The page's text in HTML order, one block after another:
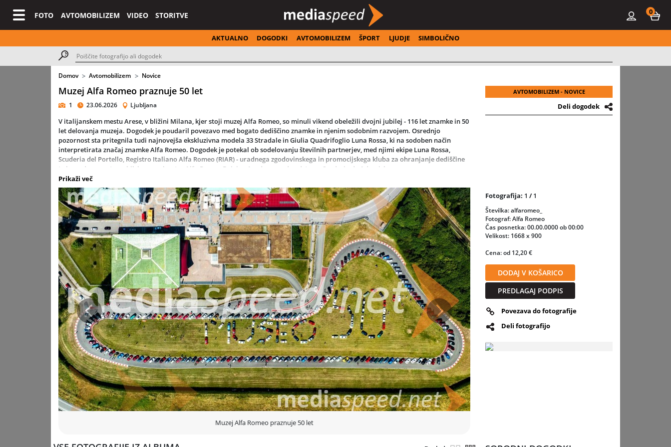
FOTO AVTOMOBILIZEM VIDEO STORITVE 0
AKTUALNO DOGODKI AVTOMOBILIZEM ŠPORT LJUDJE SIMBOLIČNO
Domov Avtomobilizem Novice
Muzej Alfa Romeo praznuje 50 let
1 23.06.2026 Ljubljana
V italijanskem mestu Arese, v bližini Milana, kjer stoji muzej Alfa Romeo, so minuli vikend obeležili dvojni jubilej - 116 let znamke in 50
let delovanja muzeja. Dogodek je poudaril povezavo med bogato dediščino znamke in njenim sodobnim razvojem. Osrednjo
pozornost sta pritegnila tudi najnovejša ekskluzivna modela 33 Stradale in Giulia Quadrifoglio Luna Rossa, ki na sodoben način
interpretirata značaj znamke Alfa Romeo. Dogodek je potekal ob sodelovanju številnih partnerjev, med njimi ekipe Luna Rossa,
Scuderia del Portello, Registro Italiano Alfa Romeo (RIAR) - uradnega zgodovinskega in promocijskega kluba za ohranjanje dediščine
te legendarne avtomobilske znamke - ter Alfa Romeo Driving Academy pod vodstvom Scuderia de Adamich.
Dogodek je v Arese privabil tisoče navdušencev z vsega sveta in več sto vozil iz različnih obdobij. Pomembno vlogo pri tem igra tudi
mreža več kot 300 uradnih klubov Alfa Romeo, ki potrjuje, da znamka ohranja izjemno močno vez s svojimi privrženci. Ta odnos
temelji na strasti, tradiciji in prepoznavni identiteti, zaradi česar Alfa Romeo velja za eno najbolj čustveno povezanih avtomobilskih
znamk.
V ospredju ekskluzivni modeli
Med najopaznejšimi vozili na dogodku sta izstopala 33 Stradale, ročno izdelan kupe, omejen na 33 primerkov, ki združuje dediščino in
napredno tehnologijo ter Giulia Quadrifoglio Luna Rossa, prva serija, nastala v sodelovanju z ekipo Luna Rossa, omejena na deset
vozil (že razprodana). Oba projekta poudarjata usmeritev znamke v ekskluzivnost, oblikovno izraznost in vrhunske vozne lastnosti.
Bogat program za navdušence
Veliko zanimanja so pritegnila tudi dirkalna vozila ekipe Scuderia del Portello – med drugim dirkalnik Formula 1 Alfa Romeo 183T,
model GTAM v dinamičnih prikazih ter legendarni Giulietta Spider »Sebring«. RIAR je na dogodku predstavil tri modele Spider, Alfa
Romeo Driving Academy pa Giulio Quadrifoglio v posebni preobleki ter model Alfa Romeo 75 3.0 V6 iz muzejske zbirke.
Sodelovanje z Luno Rossa
Posebno pozornost je pritegnil tudi avtodom Alfa Romeo Luna Rossa, ki so ga predstavili prvič po regati Preliminary Sardinia. Skupaj
z modeloma 33 Stradale in Giulia Quadrifoglio Luna Rossa je vodil parado vozil. Dogodek je dopolnil pogovor z Vittoriem Ferrom iz
ekipe Luna Rossa, ki je osvetlil ozadje delovanja ekipe in priprave na 38. pokal Amerike leta 2027 v Neaplju.
Muzej kot središče dediščine
Muzej Alfa Romeo v Areseju, ki je bil temeljito prenovljen in ponovno odprt leta 2015, danes sodi med najpomembnejše avtomobilske
Prikaži več
AVTOMOBILIZEM - NOVICE
Deli dogodek
Muzej Alfa Romeo praznuje 50 let
Prejšnja Naslednja
Fotografija: 1 /1
Številka: alfaromeo_
Fotograf: Alfa Romeo
Čas posnetka: 00.00.0000 ob 00:00
Velikost: 1668 x 900
Cena: od 12,20 €
DODAJ V KOŠARICO
PREDLAGAJ PODPIS
Povezava do fotografije
Deli fotografijo